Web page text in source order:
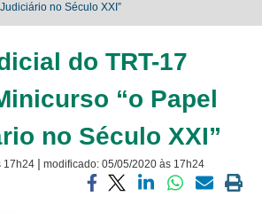
no Século XXI”
do TRT-17
“o Papel
no Século XXI”
17h24 | modificado: 05/05/2020 às 17h24